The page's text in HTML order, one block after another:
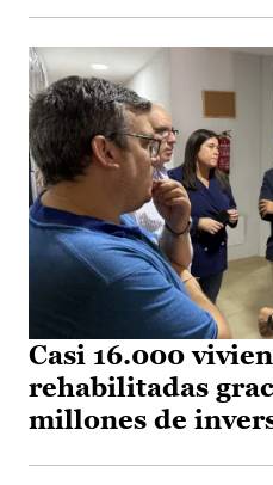
Casi 16.000
rehabilitadas
millones de